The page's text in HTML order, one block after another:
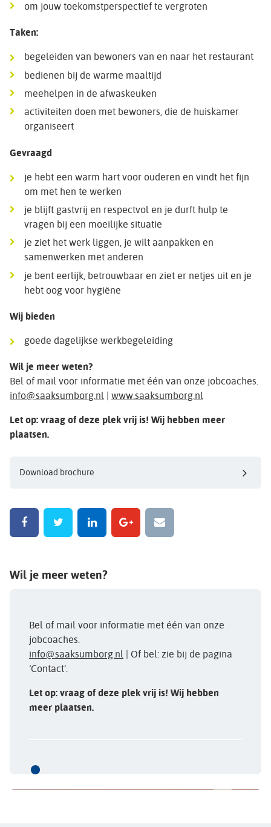
om jouw toekomstperspectief te vergroten
Taken:
begeleiden van bewoners van en naar het restaurant
bedienen bij de warme maaltijd
meehelpen in de afwaskeuken
activiteiten doen met bewoners, die de huiskamer
organiseert
Gevraagd
je hebt een warm hart voor ouderen en vindt het fijn
om met hen te werken
je blijft gastvrij en respectvol en je durft hulp te
vragen bij een moeilijke situatie
je ziet het werk liggen, je wilt aanpakken en
samenwerken met anderen
je bent eerlijk, betrouwbaar en ziet er netjes uit en je
hebt oog voor hygiëne
Wij bieden
goede dagelijkse werkbegeleiding
Wil je meer weten?
Bel of mail voor informatie met één van onze jobcoaches.
info@saaksumborg.nl | www.saaksumborg.nl
Let op: vraag of deze plek vrij is! Wij hebben meer
plaatsen.
Download brochure
Wil je meer weten?
Bel of mail voor informatie met één van onze
jobcoaches.
info@saaksumborg.nl | Of bel: zie bij de pagina
‘Contact’.
Let op: vraag of deze plek vrij is! Wij hebben
meer plaatsen.